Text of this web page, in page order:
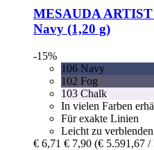
MESAUDAARTIST
Navy (1,20 g)
-15%
106 Navy
102 Fog
103 Chalk
In vielen Farben
Für exakte Linien
Leicht zu verblenden
€ 6,71 € 7,90 (€ 5.591,67 /